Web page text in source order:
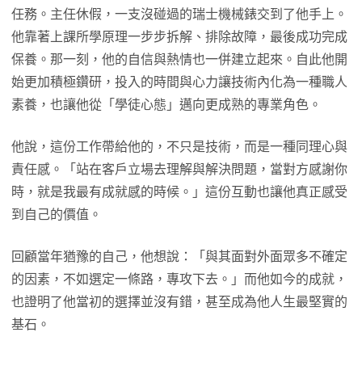
任務。主任休假，一支沒碰過的瑞士機械錶交到了他手上。
他靠著上課所學原理一步步拆解、排除故障，最後成功完成
保養。那一刻，他的自信與熱情也一併建立起來。自此他開
始更加積極鑽研，投入的時間與心力讓技術內化為一種職人
素養，也讓他從「學徒心態」邁向更成熟的專業角色。
他說，這份工作帶給他的，不只是技術，而是一種同理心與
責任感。「站在客戶立場去理解與解決問題，當對方感謝你
時，就是我最有成就感的時候。」這份互動也讓他真正感受
到自己的價值。
回顧當年猶豫的自己，他想說：「與其面對外面眾多不確定
的因素，不如選定一條路，專攻下去。」而他如今的成就，
也證明了他當初的選擇並沒有錯，甚至成為他人生最堅實的
基石。